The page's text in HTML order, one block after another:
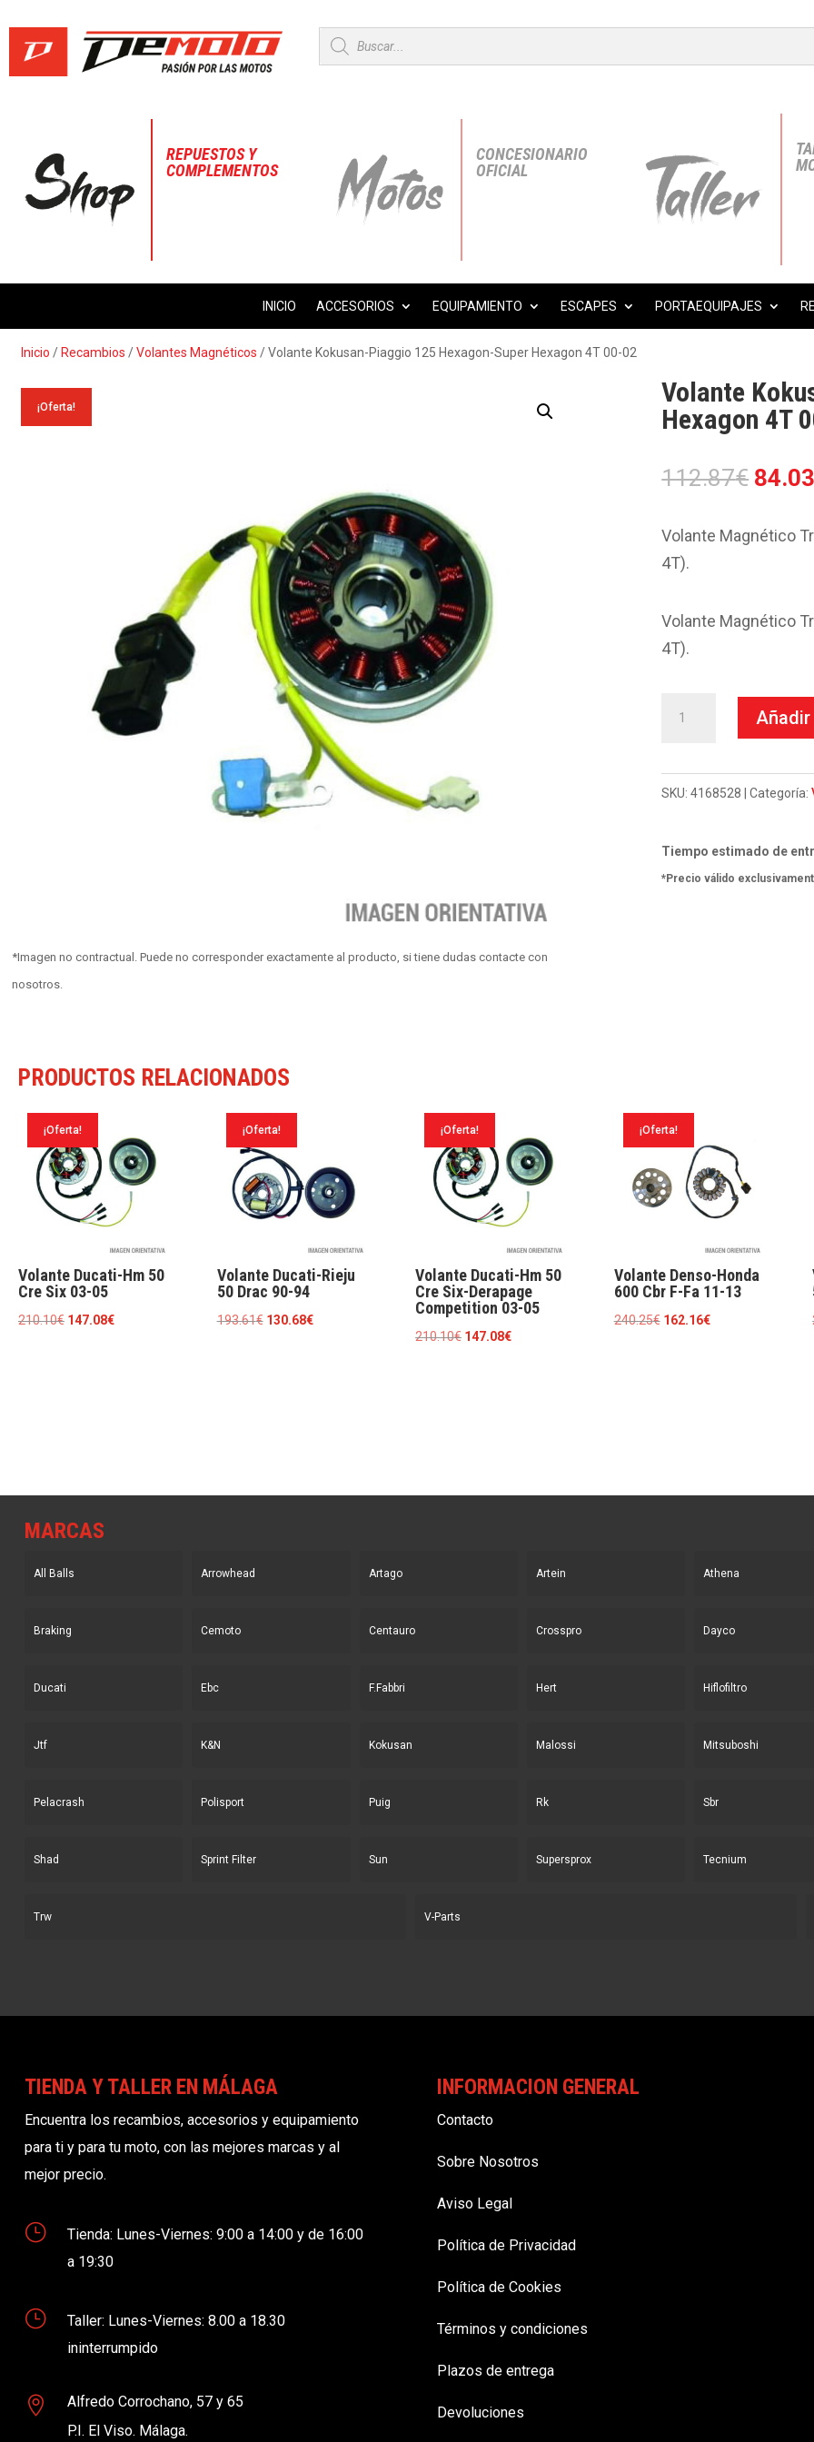
Búsqueda
de
productos
REPUESTOS Y
COMPLEMENTOS
CONCESIONARIO
OFICIAL
INICIO ACCESORIOS EQUIPAMIENTO ESCAPES PORTAEQUIPAJES
Inicio / Recambios /Volantes Magnéticos / Volante Kokusan-Piaggio 125 Hexagon-Super Hexagon 4T 00-02
¡Oferta!
*Imagen no contractual. Puede no corresponder exactamente al producto, si tiene dudas contacte con
nosotros.
Volante
Hexagon 4T
112.87€ El
84.03
Volante Magnético
4T).
Volante Magnético
4T).
125
Super
Hexagon
SKU:4168528 Categoría:
Tiempo estimado de
*Precio válido
PRODUCTOS RELACIONADOS
¡Oferta!
Volante Ducati-Hm 50
Cre Six 03-05
210.10€ El
147.08€El
¡Oferta!
Volante Ducati-Rieju
50 Drac 90-94
193.61€ El
130.68€El
¡Oferta!
Volante Ducati-Hm 50
Cre Six-Derapage
Competition 03-05
210.10€ El
147.08€El
¡Oferta!
Volante Denso-Honda
600 Cbr F-Fa 11-13
240.25€ El
162.16€El
MARCAS
All Balls Arrowhead Artago Artein Athena
Braking Cemoto Centauro Crosspro Dayco
Ducati Ebc F.Fabbri Hert Hiflofiltro
Jtf K&N Kokusan Malossi Mitsuboshi
Pelacrash Polisport Puig Rk Sbr
Shad Sprint Filter Sun Supersprox Tecnium
Trw V-Parts
TIENDA Y TALLER EN MÁLAGA
Encuentra los recambios, accesorios y equipamiento
para ti y para tu moto, con las mejores marcas y al
mejor precio.
}
Tienda: Lunes-Viernes: 9:00 a 14:00 y de 16:00
a 19:30
}
Taller: Lunes-Viernes: 8.00 a 18.30
ininterrumpido

Alfredo Corrochano, 57 y 65
P.I. El Viso. Málaga.
INFORMACION GENERAL
Contacto
Sobre Nosotros
Aviso Legal
Política de Privacidad
Política de Cookies
Términos y condiciones
Plazos de entrega
Devoluciones